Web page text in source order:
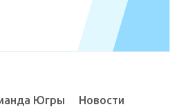
Югры Новости